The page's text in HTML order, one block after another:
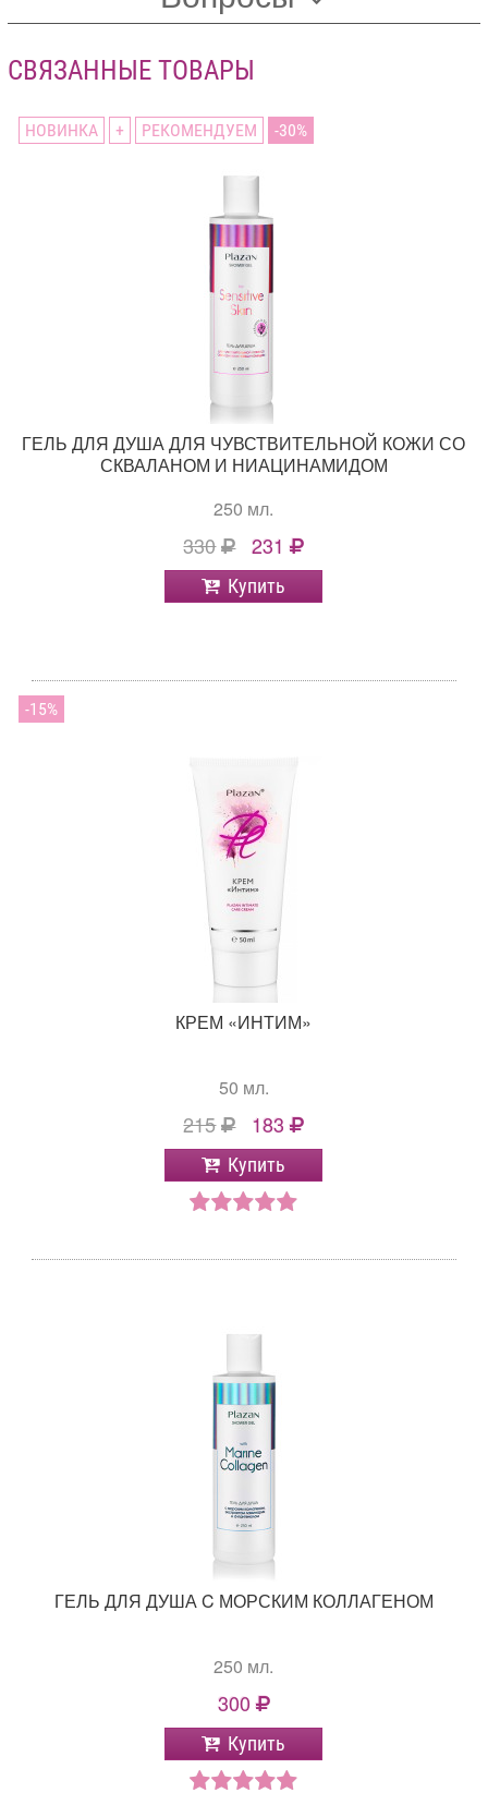
СВЯЗАННЫЕ ТОВАРЫ
НОВИНКА + РЕКОМЕНДУЕМ 30
ГЕЛЬ ДЛЯ ДУША ДЛЯ ЧУВСТВИТЕЛЬНОЙ КОЖИ СО
СКВАЛАНОМ И НИАЦИНАМИДОМ
250 мл.
330 231
Купить
15
КРЕМ «ИНТИМ»
50 мл.
215 183
Купить
ГЕЛЬ ДЛЯ ДУША C МОРСКИМ КОЛЛАГЕНОМ
250 мл.
300
Купить